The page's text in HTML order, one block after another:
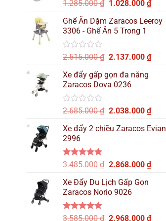
Được
hạng
0
5
sao
1.285.000₫ Giá
là:
1.285.000 ₫.
1.028.000 ₫Giá
tại
Ghế Ăn Dặm Zaracos Leeroy
3306 - Ghế Ăn 5 Trong 1
Được
hạng
0
5
sao
2.515.000₫ Giá
là:
2.515.000 ₫.
2.137.000 ₫Giá
Xe đẩy gấp gọn đa năng
Zaracos Dova 0236
Được
hạng
0
5
sao
2.685.000₫ Giá
là:
2.038.000 ₫Giá
tại
Xe đẩy 2 chiều Zaracos Evian
2996
Được xếp
5 sao
3.485.000₫ Giá
là:
3.485.000 ₫.
2.868.000 ₫Giá
Xe Đẩy Du Lịch Gấp Gọn
Zaracos Norio 9026
Được xếp
3.585.000₫ Giá
2.968.000 ₫Giá